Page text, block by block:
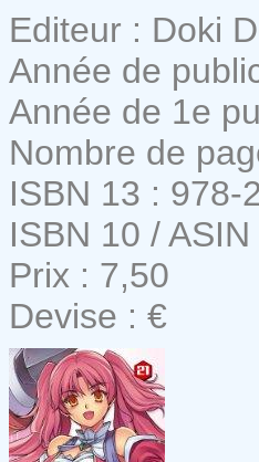
Editeur : Doki
Année de
Année de 1e
Nombre de
ISBN 13 : 978-
ISBN 10 /
Prix : 7,50
Devise : €